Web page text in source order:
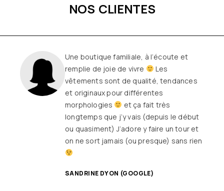
NOS CLIENTES
Une boutique familiale, à l’écoute et
remplie de joie de vivre
Les
vêtements sont de qualité, tendances
et originaux pour différentes
morphologies
et ça fait très
longtemps que j’y vais (depuis le début
ou quasiment) J’adore y faire un tour et
on ne sort jamais (ou presque) sans rien
SANDRINE DYON (GOOGLE)